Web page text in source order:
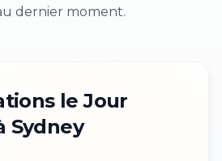
dernier moment.
le Jour
Sydney